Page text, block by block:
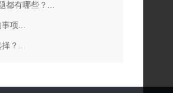
都有哪些？...
事项...
？...